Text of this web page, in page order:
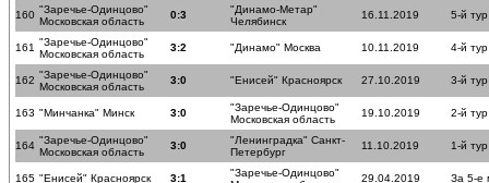
160 "Заречье-Одинцово"
Московская область
0:3
"Динамо-Метар"
Челябинск
16.11.2019 5-й тур
161 "Заречье-Одинцово"
Московская область
3:2 "Динамо" Москва 10.11.2019 4-й тур
162 "Заречье-Одинцово"
Московская область
3:0 "Енисей" Красноярск 27.10.2019 3-й тур
163 "Минчанка" Минск 3:0
"Заречье-Одинцово"
Московская область
19.10.2019 2-й тур
164 "Заречье-Одинцово"
Московская область
3:0
"Ленинградка" Санкт-
Петербург
11.10.2019 1-й тур
165 "Енисей" Красноярск 3:1
"Заречье-Одинцово"
29.04.2019 За 5-е